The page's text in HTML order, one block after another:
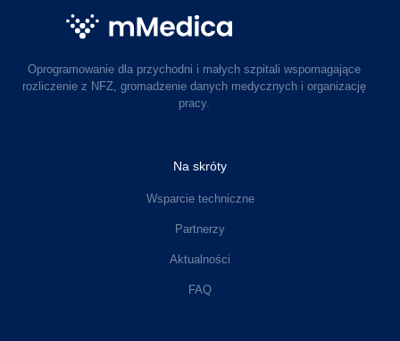
Oprogramowanie dla przychodni i małych szpitali wspomagające
rozliczenie z NFZ, gromadzenie danych medycznych i organizację
pracy.
Na skróty
Wsparcie techniczne
Partnerzy
Aktualności
FAQ